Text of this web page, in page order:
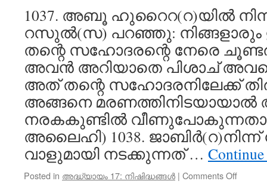
1037. അബൂ ഹുറൈറ(റ)യിൽ
റസുൽ(സ) പറഞ്ഞു:
തന്റെ സഹോദരന്റെ നേരെ
അവൻ അറിയാതെ പിശാച്
അത് തന്റെ സഹോദരനിലേക്ക്
അങ്ങനെ
നരകകുണ്ടിൽ
അലൈഹി) 1038.
വാളുമായി നടക്കുന്നത് …
Posted in അദ്ധ്യായം 17: നിഷിദ്ധങ്ങൾ | Comments Offon